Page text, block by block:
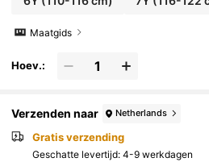
Maatgids
Hoev.:
Verzenden naar Netherlands
Gratis verzending
Geschatte levertijd: 4-9 werkdagen